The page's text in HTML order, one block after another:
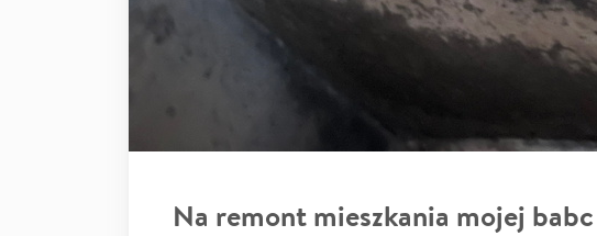
Na remont mieszkania mojej babc